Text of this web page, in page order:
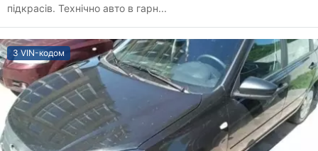
підкрасів. Технічно авто в гарн...
З VIN-кодом